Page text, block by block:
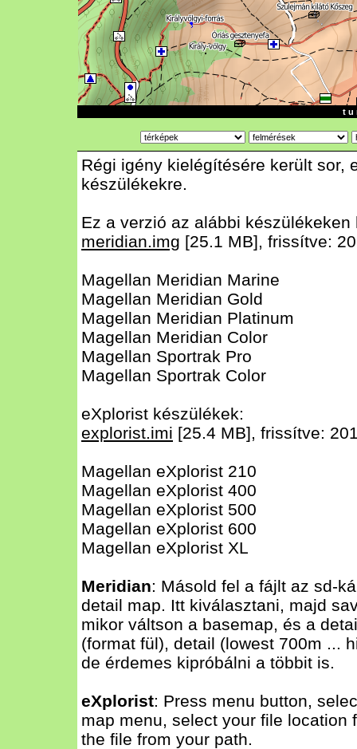
t u
Régi igény kielégítésére került sor,
készülékekre.
Ez a verzió az alábbi készülékeken
meridian.img [25.1 MB], frissítve:
Magellan Meridian Marine
Magellan Meridian Gold
Magellan Meridian Platinum
Magellan Meridian Color
Magellan Sportrak Pro
Magellan Sportrak Color
eXplorist készülékek:
explorist.imi [25.4 MB], frissítve:
Magellan eXplorist 210
Magellan eXplorist 400
Magellan eXplorist 500
Magellan eXplorist 600
Magellan eXplorist XL
Meridian: Másold fel a fájlt az sd-
detail map. Itt kiválasztani, majd
mikor váltson a basemap, és a
(format fül), detail (lowest 700m ...
de érdemes kipróbálni a többit is.
eXplorist: Press menu button,
map menu, select your file location
the file from your path.